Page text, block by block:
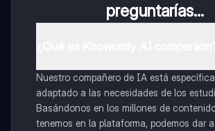
preguntarías...
Nuestro compañero de IA está
adaptado a las necesidades de los
Basándonos en los millones de
tenemos en la plataforma, podemos dar